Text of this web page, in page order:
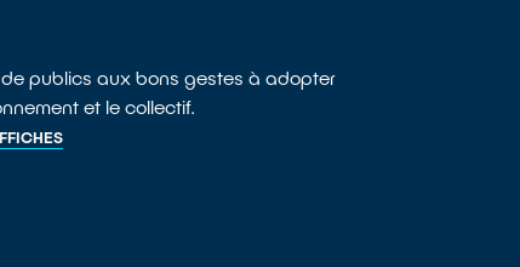
publics aux bons gestes à adopter
et le collectif.